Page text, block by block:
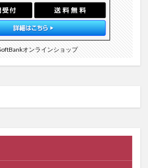
オンラインショップ